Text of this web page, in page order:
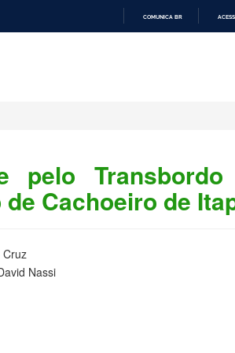
COMUNICA BR
pelo
Cachoeiro de
Cruz
Nassi